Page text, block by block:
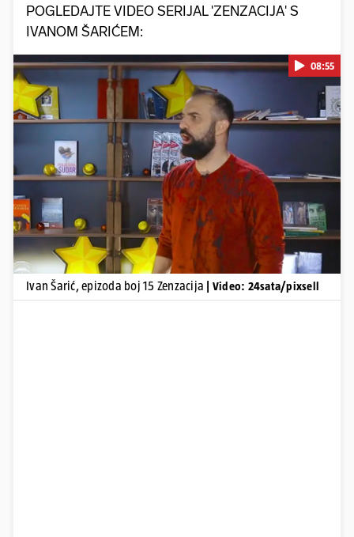
POGLEDAJTE VIDEO SERIJAL 'ZENZACIJA' S
IVANOM ŠARIĆEM:
Pokretanje videa...
08:55
Ivan Šarić, epizoda boj 15 Zenzacija | Video: 24sata/pixsell